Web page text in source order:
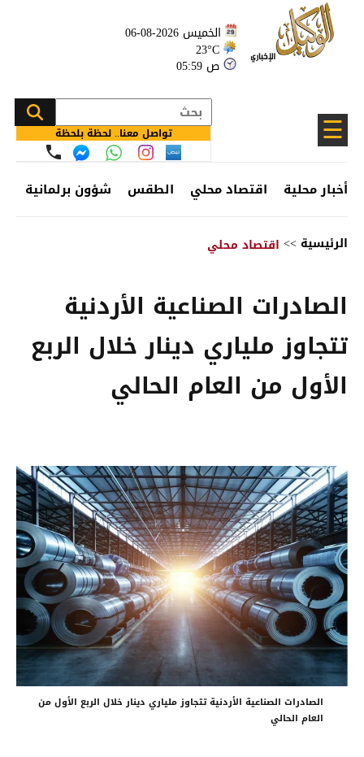
الخميس 2026-08-06
23°C
05:59 ص
☰ تواصل معنا.. لحظة بلحظة
أخبار محلية اقتصاد محلي الطقس شؤون برلمانية
الرئيسية >> اقتصاد محلي
الصادرات الصناعية الأردنية
تتجاوز ملياري دينار خلال الربع
الأول من العام الحالي
الصادرات الصناعية الأردنية تتجاوز ملياري دينار خلال الربع الأول من
العام الحالي